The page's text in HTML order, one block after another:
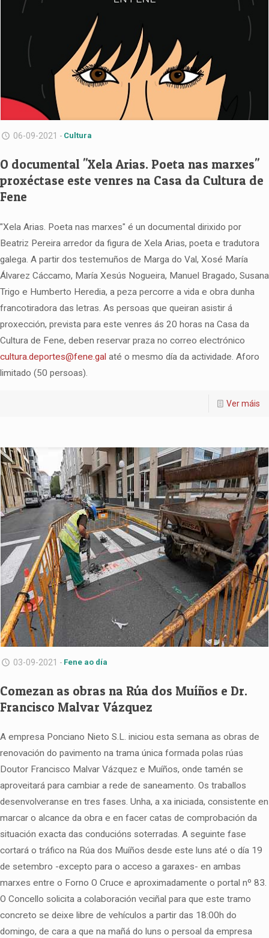
06-09-2021 - Cultura
O documental "Xela Arias. Poeta nas marxes"
proxéctase este venres na Casa da Cultura de
Fene
"Xela Arias. Poeta nas marxes" é un documental dirixido por
Beatriz Pereira arredor da figura de Xela Arias, poeta e tradutora
galega. A partir dos testemuños de Marga do Val, Xosé María
Álvarez Cáccamo, María Xesús Nogueira, Manuel Bragado, Susana
Trigo e Humberto Heredia, a peza percorre a vida e obra dunha
francotiradora das letras. As persoas que queiran asistir á
proxección, prevista para este venres ás 20 horas na Casa da
Cultura de Fene, deben reservar praza no correo electrónico
cultura.deportes@fene.gal até o mesmo día da actividade. Aforo
limitado (50 persoas).
Ver máis
03-09-2021 - Fene ao día
Comezan as obras na Rúa dos Muíños e Dr.
Francisco Malvar Vázquez
A empresa Ponciano Nieto S.L. iniciou esta semana as obras de
renovación do pavimento na trama única formada polas rúas
Doutor Francisco Malvar Vázquez e Muíños, onde tamén se
aproveitará para cambiar a rede de saneamento. Os traballos
desenvolveranse en tres fases. Unha, a xa iniciada, consistente en
marcar o alcance da obra e en facer catas de comprobación da
situación exacta das conducións soterradas. A seguinte fase
cortará o tráfico na Rúa dos Muíños desde este luns até o día 19
de setembro -excepto para o acceso a garaxes- en ambas
marxes entre o Forno O Cruce e aproximadamente o portal nº 83.
O Concello solicita a colaboración veciñal para que este tramo
concreto se deixe libre de vehículos a partir das 18:00h do
domingo, de cara a que na mañá do luns o persoal da empresa